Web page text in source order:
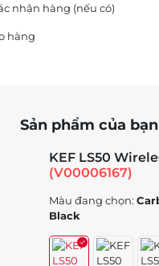
nhận hàng (nếu có)
hàng
Sản phẩm của bạn
KEF LS50
(V00006167)
Màu đang chọn:
Black